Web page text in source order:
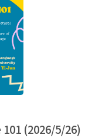
(2026/5/26)